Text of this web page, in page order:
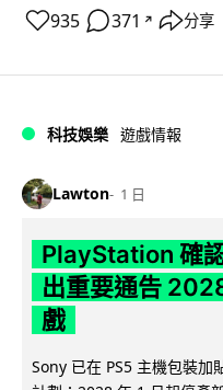
935 371 ↗ 分享
科技娛樂 遊戲情報
Lawton 1 日
PlayStation 確
出重要通告
戲
Sony 已在 PS5 主機包裝加